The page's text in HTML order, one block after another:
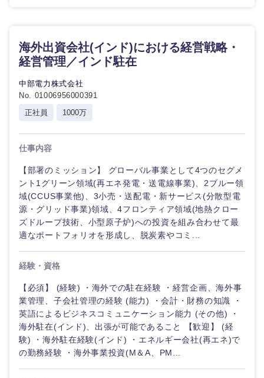
海外出資会社(インド)における経営戦略・
経営管理／インド駐在
中部電力株式会社
No. 01006956000391
正社員
1000万
仕事内容
【部署のミッション】 グローバル事業として4つのセグメ
ント1グリーン領域(再エネ発電・送電線事業)、2ブルー領
域(CCUS事業他)、3小売・送配電・新サービス(分散型電
源・グリッド事業)領域、4フロンティア領域(地熱クロー
ズドループ技術、小型原子炉)への投資を組み合わせて最
適なポートフォリオを形成し、脱炭素やコミ...
経験・資格
【必須】 (経験) ・海外での駐在経験 ・経営企画、海外事
業管理、子会社管理の経験 (能力) ・会計・財務の知識 ・
英語によるビジネスコミュニケーション能力 (その他) ・
海外駐在(インド)、出張が可能であること 【歓迎】 (経
験) ・海外駐在経験(インド) ・エネルギー会社(再エネ)で
の勤務経験 ・海外事業投資(M＆A、PM...